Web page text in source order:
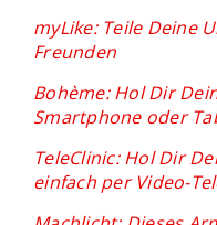
myLike: Teile Deine
Freunden
Bohème: Hol Dir
Smartphone oder
TeleClinic: Hol Dir
einfach per Video-